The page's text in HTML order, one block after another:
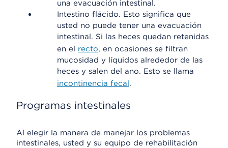
una evacuación intestinal.
Intestino flácido. Esto significa que
usted no puede tener una evacuación
intestinal. Si las heces quedan retenidas
en el recto, en ocasiones se filtran
mucosidad y líquidos alrededor de las
heces y salen del ano. Esto se llama
incontinencia fecal.
Programas intestinales
Al elegir la manera de manejar los problemas
intestinales, usted y su equipo de rehabilitación